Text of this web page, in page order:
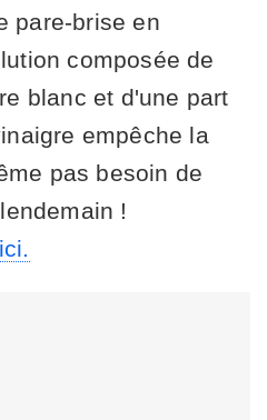
pare-brise en
composée de
blanc et d'une part
empêche la
pas besoin de
!